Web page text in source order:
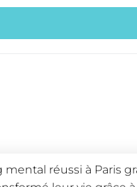
mental réussi à Paris